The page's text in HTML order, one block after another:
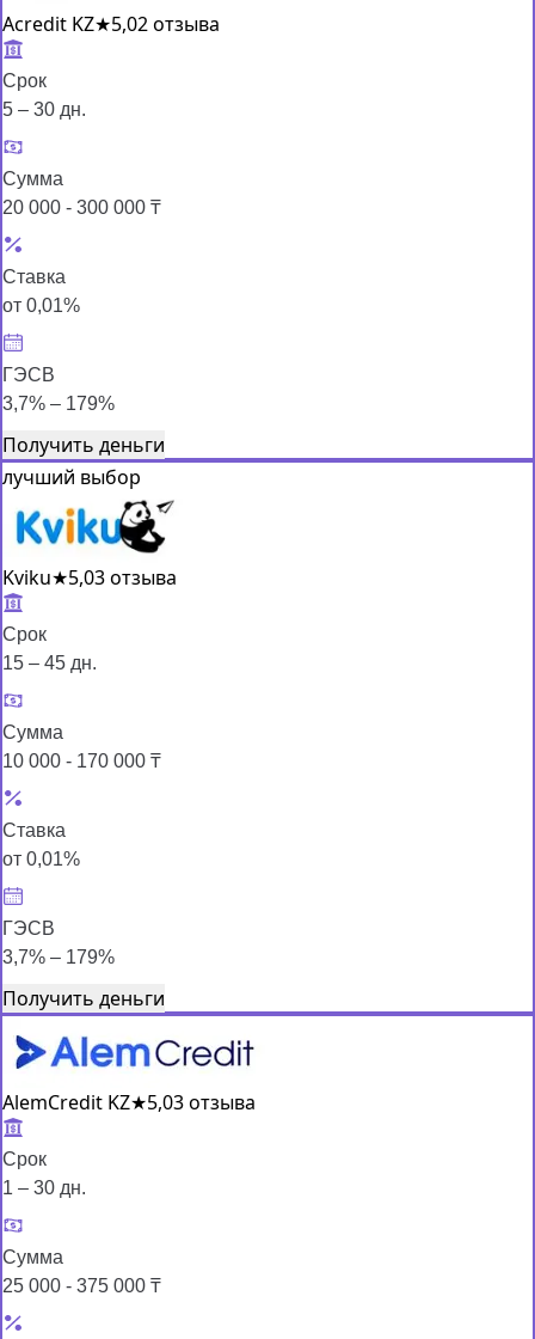
Acredit KZ★5,02 отзыва
Срок
5 – 30 дн.
Сумма
20 000 - 300 000 ₸
Ставка
от 0,01%
ГЭСВ
3,7% – 179%
Получить деньги
лучший выбор
Kviku★5,03 отзыва
Срок
15 – 45 дн.
Сумма
10 000 - 170 000 ₸
Ставка
от 0,01%
ГЭСВ
3,7% – 179%
Получить деньги
AlemCredit KZ★5,03 отзыва
Срок
1 – 30 дн.
Сумма
25 000 - 375 000 ₸